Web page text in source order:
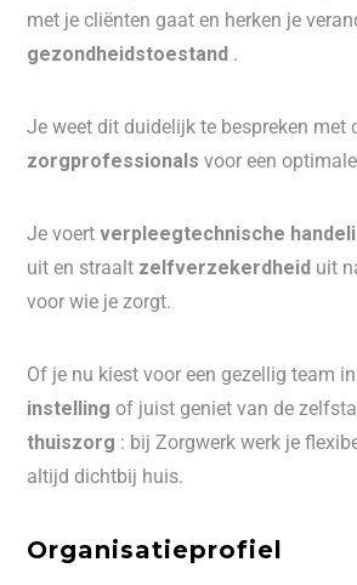
met je cliënten gaat en herken je
gezondheidstoestand .
Je weet dit duidelijk te bespreken met
zorgprofessionalsvoor een
Je voertverpleegtechnische
uit en straalt zelfverzekerdheid uit
voor wie je zorgt.
Of je nu kiest voor een gezellig team
instellingof juist geniet van de
thuiszorg : bij Zorgwerk werk je
altijd dichtbij huis.
Organisatieprofiel